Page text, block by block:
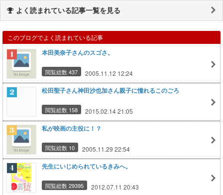
よく読まれている記事一覧を見る
このブログでよく読まれている記事
本田美奈子さんのスゴさ。
閲覧総数 437 2005.11.12 12:24
松田聖子さん神田沙也加さん親子に憧れるこのごろ
閲覧総数 158 2015.02.14 21:05
私が映画の主役に！？
閲覧総数 10 2005.11.29 22:54
先生にいじめられているきみへ。
閲覧総数 29395 2012.07.11 20:43